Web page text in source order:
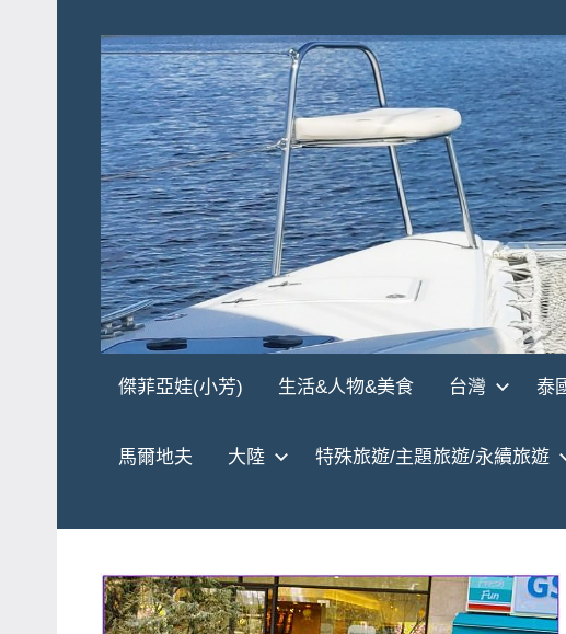
content
傑
娃
JEFFIA
團、
主
傑菲亞娃(小芳) 生活&人物&美食 台灣 泰
馬爾地夫 大陸 特殊旅遊/主題旅遊/永續旅遊